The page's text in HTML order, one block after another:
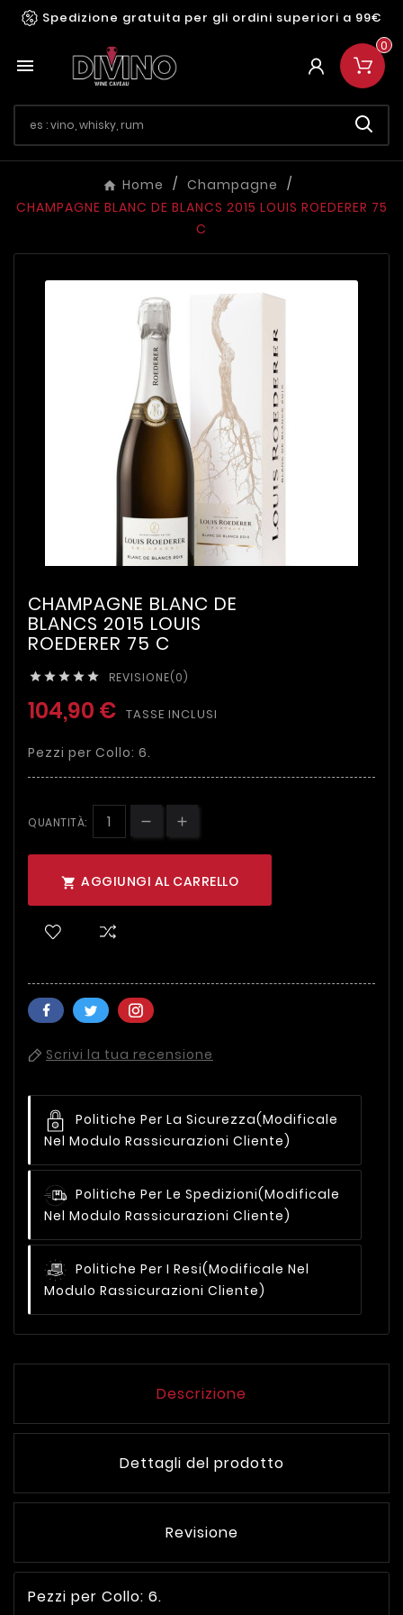
Spedizione gratuita per gli ordini superiori a 99€

0
Home
Champagne
CHAMPAGNE BLANC DE BLANCS 2015 LOUIS ROEDERER 75
C
CHAMPAGNE BLANC DE
BLANCS 2015 LOUIS
ROEDERER 75 C
     REVISIONE(0)
104,90 € TASSE INCLUSI
Pezzi per Collo: 6.
QUANTITÀ:
 AGGIUNGI AL CARRELLO
Scrivi la tua recensione
Politiche Per La Sicurezza(modificale
Nel Modulo Rassicurazioni Cliente)
Politiche Per Le Spedizioni(modificale
Nel Modulo Rassicurazioni Cliente)
Politiche Per I Resi(modificale Nel
Modulo Rassicurazioni Cliente)
Descrizione
Dettagli del prodotto
Revisione
Pezzi per Collo: 6.